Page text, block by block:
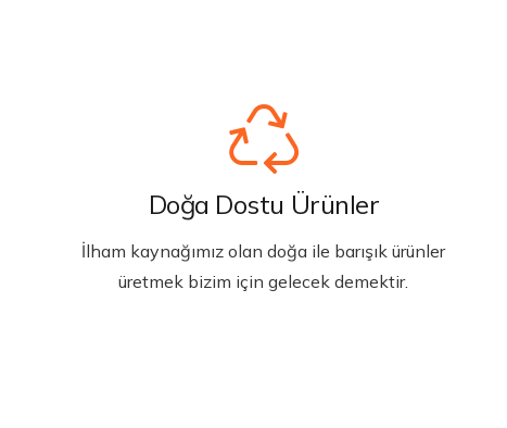
Doğa Dostu Ürünler
İlham kaynağımız olan doğa ile barışık ürünler
üretmek bizim için gelecek demektir.